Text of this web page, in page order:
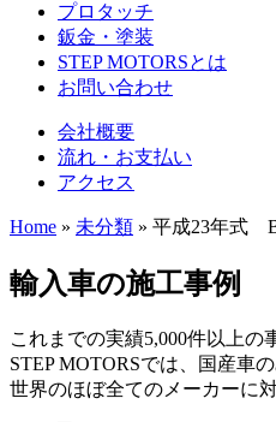
プロタッチ
鈑金・塗装
STEP MOTORSとは
お問い合わせ
会社概要
流れ・お支払い
アクセス
Home » 未分類 » 平成23年式
輸入車の施工事例
これまでの実績5,000件以上の
STEP MOTORSでは、国産車
世界のほぼ全てのメーカーに